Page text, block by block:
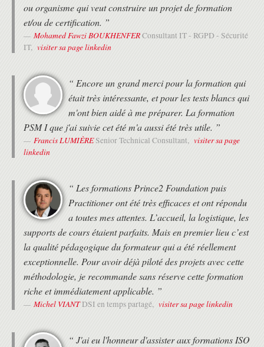
ou organisme qui veut construire un projet de formation
et/ou de certification. ”
Mohamed Fawzi BOUKHENFERConsultant IT - RGPD - Sécurité
IT, visiter sa page linkedin
“ Encore un grand merci pour la formation qui
était très intéressante, et pour les tests blancs qui
m'ont bien aidé à me préparer. La formation
PSM I que j'ai suivie cet été m'a aussi été très utile. ”
Francis LUMIÈRESenior Technical Consultant, visiter sa page
linkedin
“ Les formations Prince2 Foundation puis
Practitioner ont été très efficaces et ont répondu
a toutes mes attentes. L’accueil, la logistique, les
supports de cours étaient parfaits. Mais en premier lieu c’est
la qualité pédagogique du formateur qui a été réellement
exceptionnelle. Pour avoir déjà piloté des projets avec cette
méthodologie, je recommande sans réserve cette formation
riche et immédiatement applicable. ”
Michel VIANTDSI en temps partagé, visiter sa page linkedin
“ J'ai eu l'honneur d'assister aux formations ISO